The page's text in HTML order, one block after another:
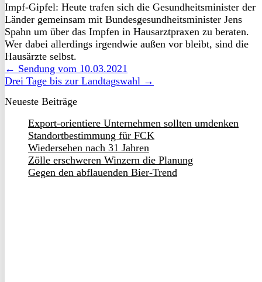
Impf-Gipfel: Heute trafen sich die Gesundheitsminister der
Länder gemeinsam mit Bundesgesundheitsminister Jens
Spahn um über das Impfen in Hausarztpraxen zu beraten.
Wer dabei allerdings irgendwie außen vor bleibt, sind die
Hausärzte selbst.
← Sendung vom 10.03.2021
Drei Tage bis zur Landtagswahl →
Neueste Beiträge
Export-orientiere Unternehmen sollten umdenken
Standortbestimmung für FCK
Wiedersehen nach 31 Jahren
Zölle erschweren Winzern die Planung
Gegen den abflauenden Bier-Trend